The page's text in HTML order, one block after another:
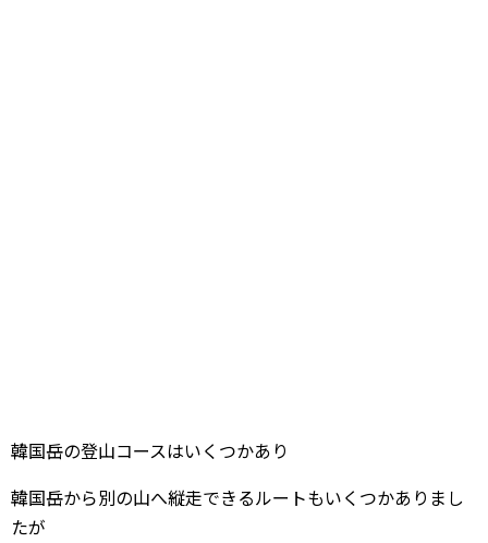
韓国岳の登山コースはいくつかあり
韓国岳から別の山へ縦走できるルートもいくつかありまし
たが